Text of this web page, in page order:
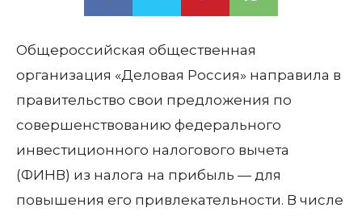
Общероссийская общественная
организация «Деловая Россия» направила в
правительство свои предложения по
совершенствованию федерального
инвестиционного налогового вычета
(ФИНВ) из налога на прибыль — для
повышения его привлекательности. В числе